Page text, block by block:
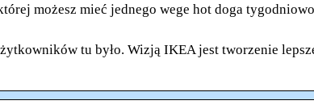
możesz mieć jednego wege hot doga tygodniowo
tu było. Wizją IKEA jest tworzenie